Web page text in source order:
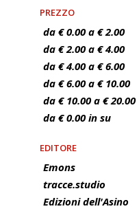
PREZZO
da € 0.00 a € 2.00
da € 2.00 a € 4.00
da € 4.00 a € 6.00
da € 6.00 a € 10.00
da € 10.00 a € 20.00
da € 0.00 in su
EDITORE
Emons
tracce.studio
Edizioni dell'Asino